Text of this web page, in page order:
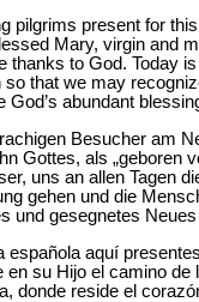
pilgrims present for
Mary, virgin and
thanks to God. Today
that we may
abundant
Besucher am
Gottes, als „geboren
uns an allen Tagen
gehen und die
und gesegnetes
española aquí
su Hijo el camino
donde reside el